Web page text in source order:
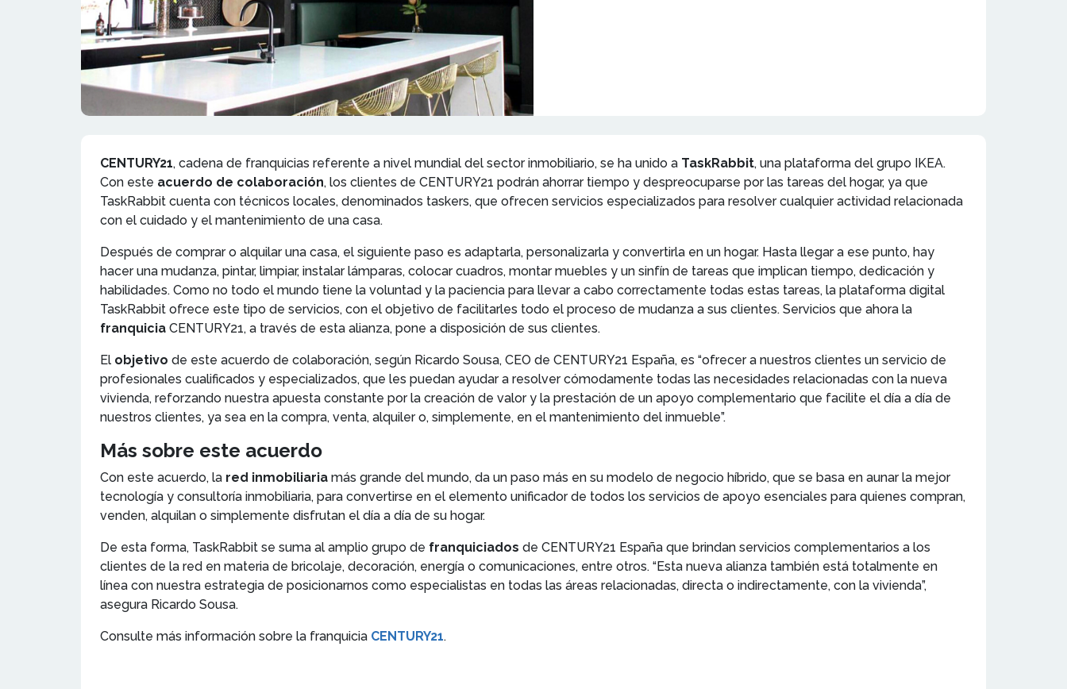
CENTURY21, cadena de franquicias referente a nivel mundial del sector inmobiliario, se ha unido a TaskRabbit, una plataforma del grupo IKEA.
Con este acuerdo de colaboración, los clientes de CENTURY21 podrán ahorrar tiempo y despreocuparse por las tareas del hogar, ya que
TaskRabbit cuenta con técnicos locales, denominados taskers, que ofrecen servicios especializados para resolver cualquier actividad relacionada
con el cuidado y el mantenimiento de una casa.
Después de comprar o alquilar una casa, el siguiente paso es adaptarla, personalizarla y convertirla en un hogar. Hasta llegar a ese punto, hay
hacer una mudanza, pintar, limpiar, instalar lámparas, colocar cuadros, montar muebles y un sinfín de tareas que implican tiempo, dedicación y
habilidades. Como no todo el mundo tiene la voluntad y la paciencia para llevar a cabo correctamente todas estas tareas, la plataforma digital
TaskRabbit ofrece este tipo de servicios, con el objetivo de facilitarles todo el proceso de mudanza a sus clientes. Servicios que ahora la
franquicia CENTURY21, a través de esta alianza, pone a disposición de sus clientes.
El objetivo de este acuerdo de colaboración, según Ricardo Sousa, CEO de CENTURY21 España, es “ofrecer a nuestros clientes un servicio de
profesionales cualificados y especializados, que les puedan ayudar a resolver cómodamente todas las necesidades relacionadas con la nueva
vivienda, reforzando nuestra apuesta constante por la creación de valor y la prestación de un apoyo complementario que facilite el día a día de
nuestros clientes, ya sea en la compra, venta, alquiler o, simplemente, en el mantenimiento del inmueble”.
Más sobre este acuerdo
Con este acuerdo, la red inmobiliaria más grande del mundo, da un paso más en su modelo de negocio híbrido, que se basa en aunar la mejor
tecnología y consultoría inmobiliaria, para convertirse en el elemento unificador de todos los servicios de apoyo esenciales para quienes compran,
venden, alquilan o simplemente disfrutan el día a día de su hogar.
De esta forma, TaskRabbit se suma al amplio grupo de franquiciados de CENTURY21 España que brindan servicios complementarios a los
clientes de la red en materia de bricolaje, decoración, energía o comunicaciones, entre otros. “Esta nueva alianza también está totalmente en
línea con nuestra estrategia de posicionarnos como especialistas en todas las áreas relacionadas, directa o indirectamente, con la vivienda”,
asegura Ricardo Sousa.
Consulte más información sobre la franquicia CENTURY21.